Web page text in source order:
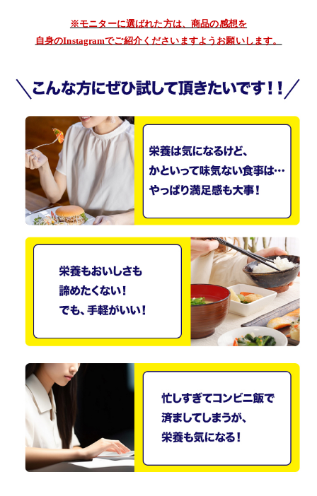
※モニターに選ばれた方は、商品の感想を
自身のInstagramでご紹介くださいますようお願いします。